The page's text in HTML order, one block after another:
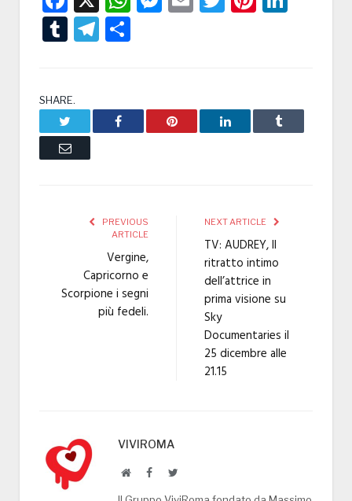
TumblrTelegram
SHARE.
Facebook Pinterest LinkedIn Tumblr
Email
PREVIOUS
ARTICLE
Vergine,
Capricorno e
Scorpione i segni
più fedeli.
NEXT ARTICLE
TV: AUDREY, Il
ritratto intimo
dell’attrice in
prima visione su
Sky
Documentaries il
25 dicembre alle
21.15
VIVIROMA
WebsiteFacebookTwitter